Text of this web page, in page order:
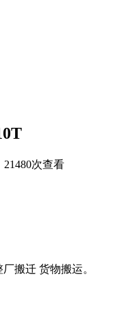
次查看
搬迁 货物搬运。